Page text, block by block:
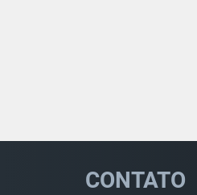
CONTATO